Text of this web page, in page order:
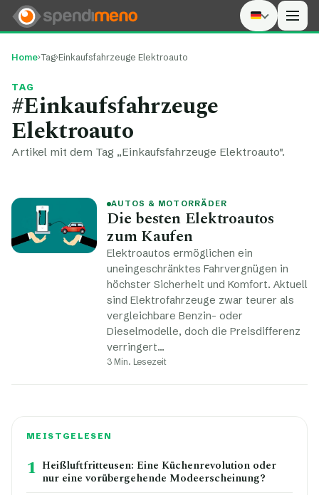
Home›Tag›Einkaufsfahrzeuge Elektroauto
TAG
#Einkaufsfahrzeuge
Elektroauto
Artikel mit dem Tag „Einkaufsfahrzeuge Elektroauto".
AUTOS & MOTORRÄDER
Die besten Elektroautos
zum Kaufen
Elektroautos ermöglichen ein
uneingeschränktes Fahrvergnügen in
höchster Sicherheit und Komfort. Aktuell
sind Elektrofahrzeuge zwar teurer als
vergleichbare Benzin- oder
Dieselmodelle, doch die Preisdifferenz
verringert…
3 Min. Lesezeit
MEISTGELESEN
1 Heißluftfritteusen: Eine Küchenrevolution oder
nur eine vorübergehende Modeerscheinung?